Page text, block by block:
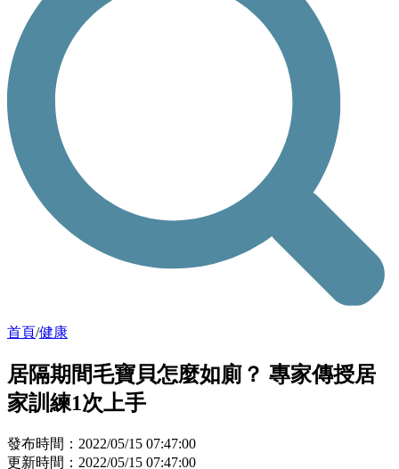
首頁/健康
居隔期間毛寶貝怎麼如廁？ 專家傳授居
家訓練1次上手
發布時間：2022/05/15 07:47:00
更新時間：2022/05/15 07:47:00